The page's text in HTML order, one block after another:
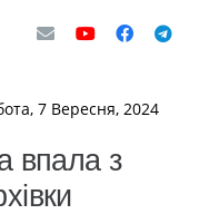
7 Вересня, 2024
впала з